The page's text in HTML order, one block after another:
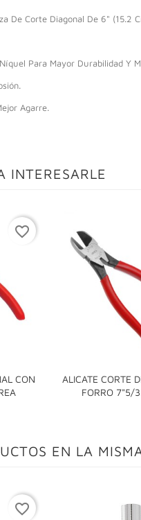
De Corte Diagonal De 6" (15.2
Para Mayor Durabilidad Y
Agarre.
INTERESARLE
CON
favorite_border
ALICATE CORTE
FORRO 7"5/

EN LA
favorite_border